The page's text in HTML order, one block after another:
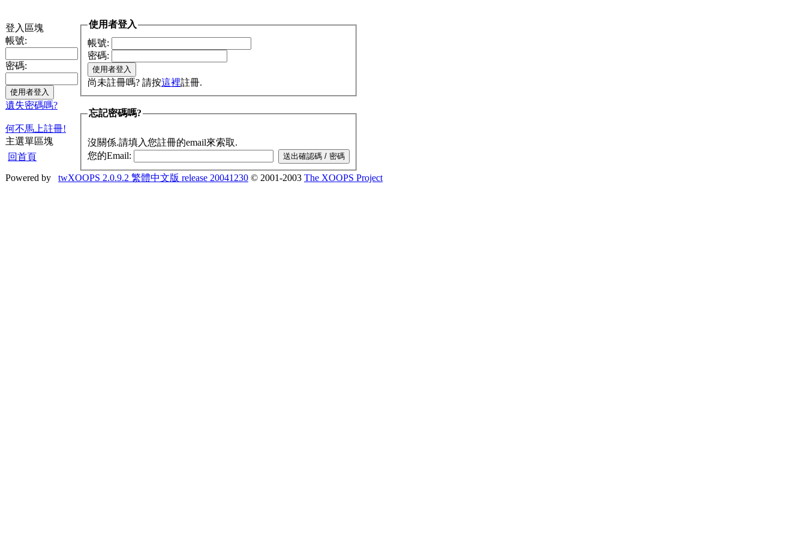
登入區塊
帳號:
密碼:
遺失密碼嗎?
何不馬上註冊!
主選單區塊
回首頁
使用者登入
帳號:
密碼:
尚未註冊嗎? 請按這裡註冊.
忘記密碼嗎?
沒關係.請填入您註冊的email來索取.
您的Email:
Powered by twXOOPS 2.0.9.2 繁體中文版 release 20041230 © 2001-2003 The XOOPS Project